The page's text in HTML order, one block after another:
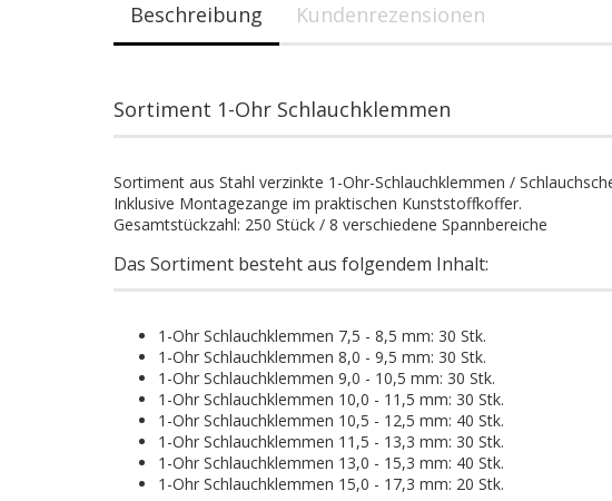
Beschreibung Kundenrezensionen
Sortiment 1-Ohr Schlauchklemmen
Sortiment aus Stahl verzinkte 1-Ohr-Schlauchklemmen /
Inklusive Montagezange im praktischen Kunststoffkoffer.
Gesamtstückzahl: 250 Stück / 8 verschiedene Spannbereiche
Das Sortiment besteht aus folgendem Inhalt:
1-Ohr Schlauchklemmen 7,5 - 8,5 mm: 30 Stk.
1-Ohr Schlauchklemmen 8,0 - 9,5 mm: 30 Stk.
1-Ohr Schlauchklemmen 9,0 - 10,5 mm: 30 Stk.
1-Ohr Schlauchklemmen 10,0 - 11,5 mm: 30 Stk.
1-Ohr Schlauchklemmen 10,5 - 12,5 mm: 40 Stk.
1-Ohr Schlauchklemmen 11,5 - 13,3 mm: 30 Stk.
1-Ohr Schlauchklemmen 13,0 - 15,3 mm: 40 Stk.
1-Ohr Schlauchklemmen 15,0 - 17,3 mm: 20 Stk.